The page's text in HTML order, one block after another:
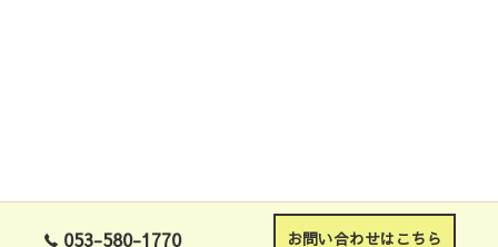
053-580-1770 お問い合わせはこちら